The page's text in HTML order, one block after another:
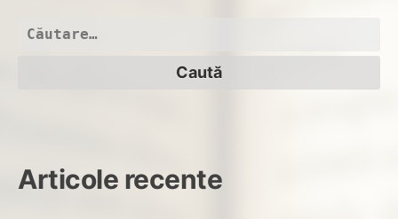
Caută
Articole recente